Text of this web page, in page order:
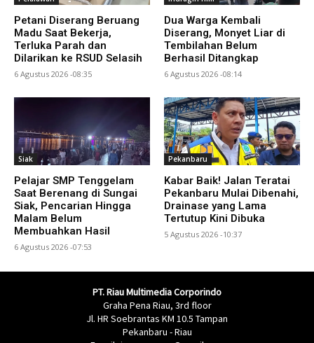
Petani Diserang Beruang
Madu Saat Bekerja,
Terluka Parah dan
Dilarikan ke RSUD Selasih
6 Agustus 2026 -08:35
Dua Warga Kembali
Diserang, Monyet Liar di
Tembilahan Belum
Berhasil Ditangkap
6 Agustus 2026 -08:14
Siak
Pelajar SMP Tenggelam
Saat Berenang di Sungai
Siak, Pencarian Hingga
Malam Belum
Membuahkan Hasil
6 Agustus 2026 -07:53
Pekanbaru
Kabar Baik! Jalan Teratai
Pekanbaru Mulai Dibenahi,
Drainase yang Lama
Tertutup Kini Dibuka
5 Agustus 2026 -10:37
PT. Riau Multimedia Corporindo
Graha Pena Riau, 3rd floor
Jl. HR Soebrantas KM 10.5 Tampan
Pekanbaru - Riau